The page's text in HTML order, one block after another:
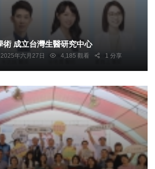
結合臨床和學術 成立台灣生醫研究中心
2025年六月27日 4,185 觀看 1 分享